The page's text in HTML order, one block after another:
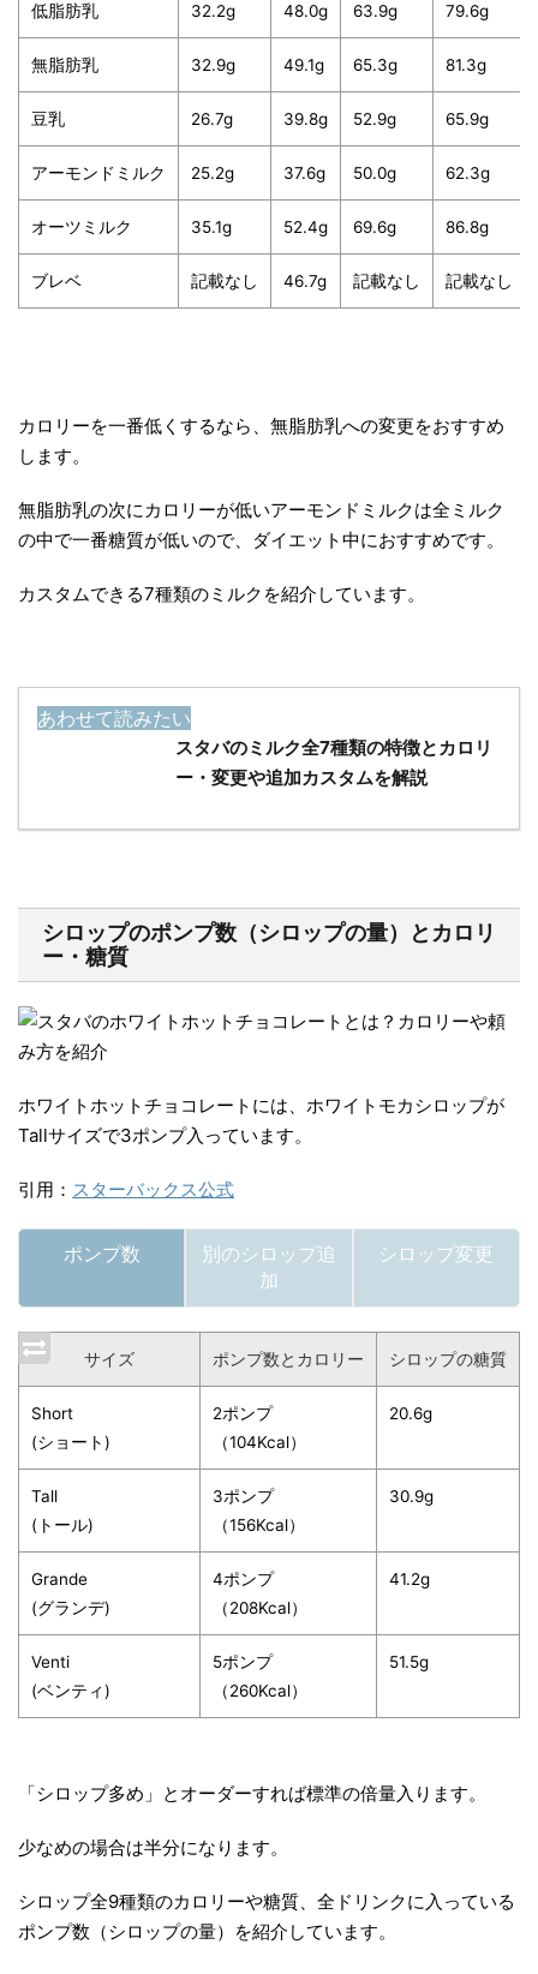
低脂肪乳 32.2g 48.0g 63.9g 79.6g
無脂肪乳 32.9g 49.1g 65.3g 81.3g
豆乳 26.7g 39.8g 52.9g 65.9g
アーモンドミルク 25.2g 37.6g 50.0g 62.3g
オーツミルク 35.1g 52.4g 69.6g 86.8g
ブレベ 記載なし 46.7g 記載なし 記載なし
カロリーを一番低くするなら、無脂肪乳への変更をおすすめ
します。
無脂肪乳の次にカロリーが低いアーモンドミルクは全ミルク
の中で一番糖質が低いので、ダイエット中におすすめです。
カスタムできる7種類のミルクを紹介しています。
あわせて読みたい
スタバのミルク全7種類の特徴とカロリ
ー・変更や追加カスタムを解説
シロップのポンプ数（シロップの量）とカロリ
ー・糖質
ホワイトホットチョコレートには、ホワイトモカシロップが
Tallサイズで3ポンプ入っています。
引用： スターバックス公式
ポンプ数
別のシロップ追
加
シロップ変更
サイズ ポンプ数とカロリー シロップの糖質
Short
(ショート)
2ポンプ
（104Kcal）
20.6g
Tall
(トール)
3ポンプ
（156Kcal）
30.9g
Grande
(グランデ)
4ポンプ
（208Kcal）
41.2g
Venti
(ベンティ)
5ポンプ
（260Kcal）
51.5g
「シロップ多め」とオーダーすれば標準の倍量入ります。
少なめの場合は半分になります。
シロップ全9種類のカロリーや糖質、全ドリンクに入っている
ポンプ数（シロップの量）を紹介しています。